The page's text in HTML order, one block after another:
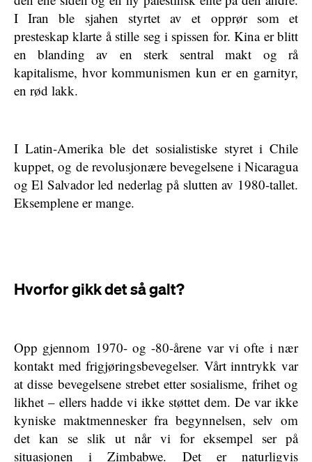
I Iran ble sjahen styrtet av et opprør som et
presteskap klarte å stille seg i spissen for. Kina er blitt
en blanding av en sterk sentral makt og rå
kapitalisme, hvor kommunismen kun er en garnityr,
en rød lakk.
I Latin-Amerika ble det sosialistiske styret i Chile
kuppet, og de revolusjonære bevegelsene i Nicaragua
og El Salvador led nederlag på slutten av 1980-tallet.
Eksemplene er mange.
Hvorfor gikk det så galt?
Opp gjennom 1970- og -80-årene var vi ofte i nær
kontakt med frigjøringsbevegelser. Vårt inntrykk var
at disse bevegelsene strebet etter sosialisme, frihet og
likhet – ellers hadde vi ikke støttet dem. De var ikke
kyniske maktmennesker fra begynnelsen, selv om
det kan se slik ut når vi for eksempel ser på
situasjonen i Zimbabwe. Det er naturligvis